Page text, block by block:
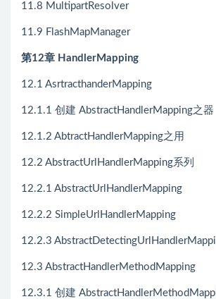
11.8 MultipartResolver
11.9 FlashMapManager
第12章 HandlerMapping
12.1 AsrtracthanderMapping
12.1.1 创建 AbstractHandlerMapping之器
12.1.2 AbtractHandlerMapping之用
12.2 AbstractUrlHandlerMapping系列
12.2.1 AbstractUrlHandlerMapping
12.2.2 SimpleUrlHandlerMapping
12.2.3
12.3 AbstractHandlerMethodMapping
12.3.1 创建